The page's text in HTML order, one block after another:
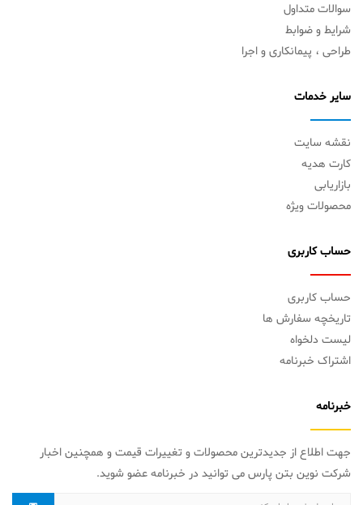
سوالات متداول
شرایط و ضوابط
طراحی ، پیمانکاری و اجرا
سایر خدمات
نقشه سایت
کارت هدیه
بازاریابی
محصولات ویژه
حساب کاربری
حساب کاربری
تاریخچه سفارش ها
لیست دلخواه
اشتراک خبرنامه
خبرنامه
جهت اطلاع از جدیدترین محصولات و تغییرات قیمت و همچنین اخبار
شرکت نوین بتن پارس می توانید در خبرنامه عضو شوید.